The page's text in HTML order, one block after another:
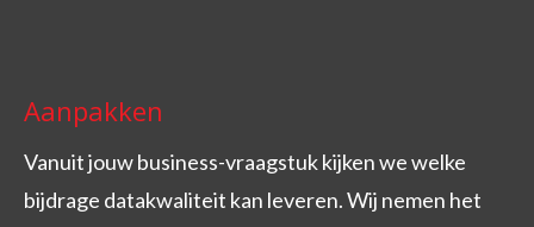
Aanpakken
Vanuit jouw business-vraagstuk kijken we welke
bijdrage datakwaliteit kan leveren. Wij nemen het